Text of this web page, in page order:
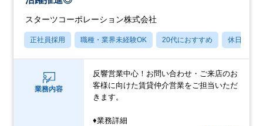
スターツコーポレーション株式会社
正社員採用 職種・業界未経験OK 20代におすすめ 休日120日
業務内容
反響営業中心！お問い合わせ・ご来店のお
客様に向けた賃貸仲介営業をご担当いただ
きます。
♦業務詳細